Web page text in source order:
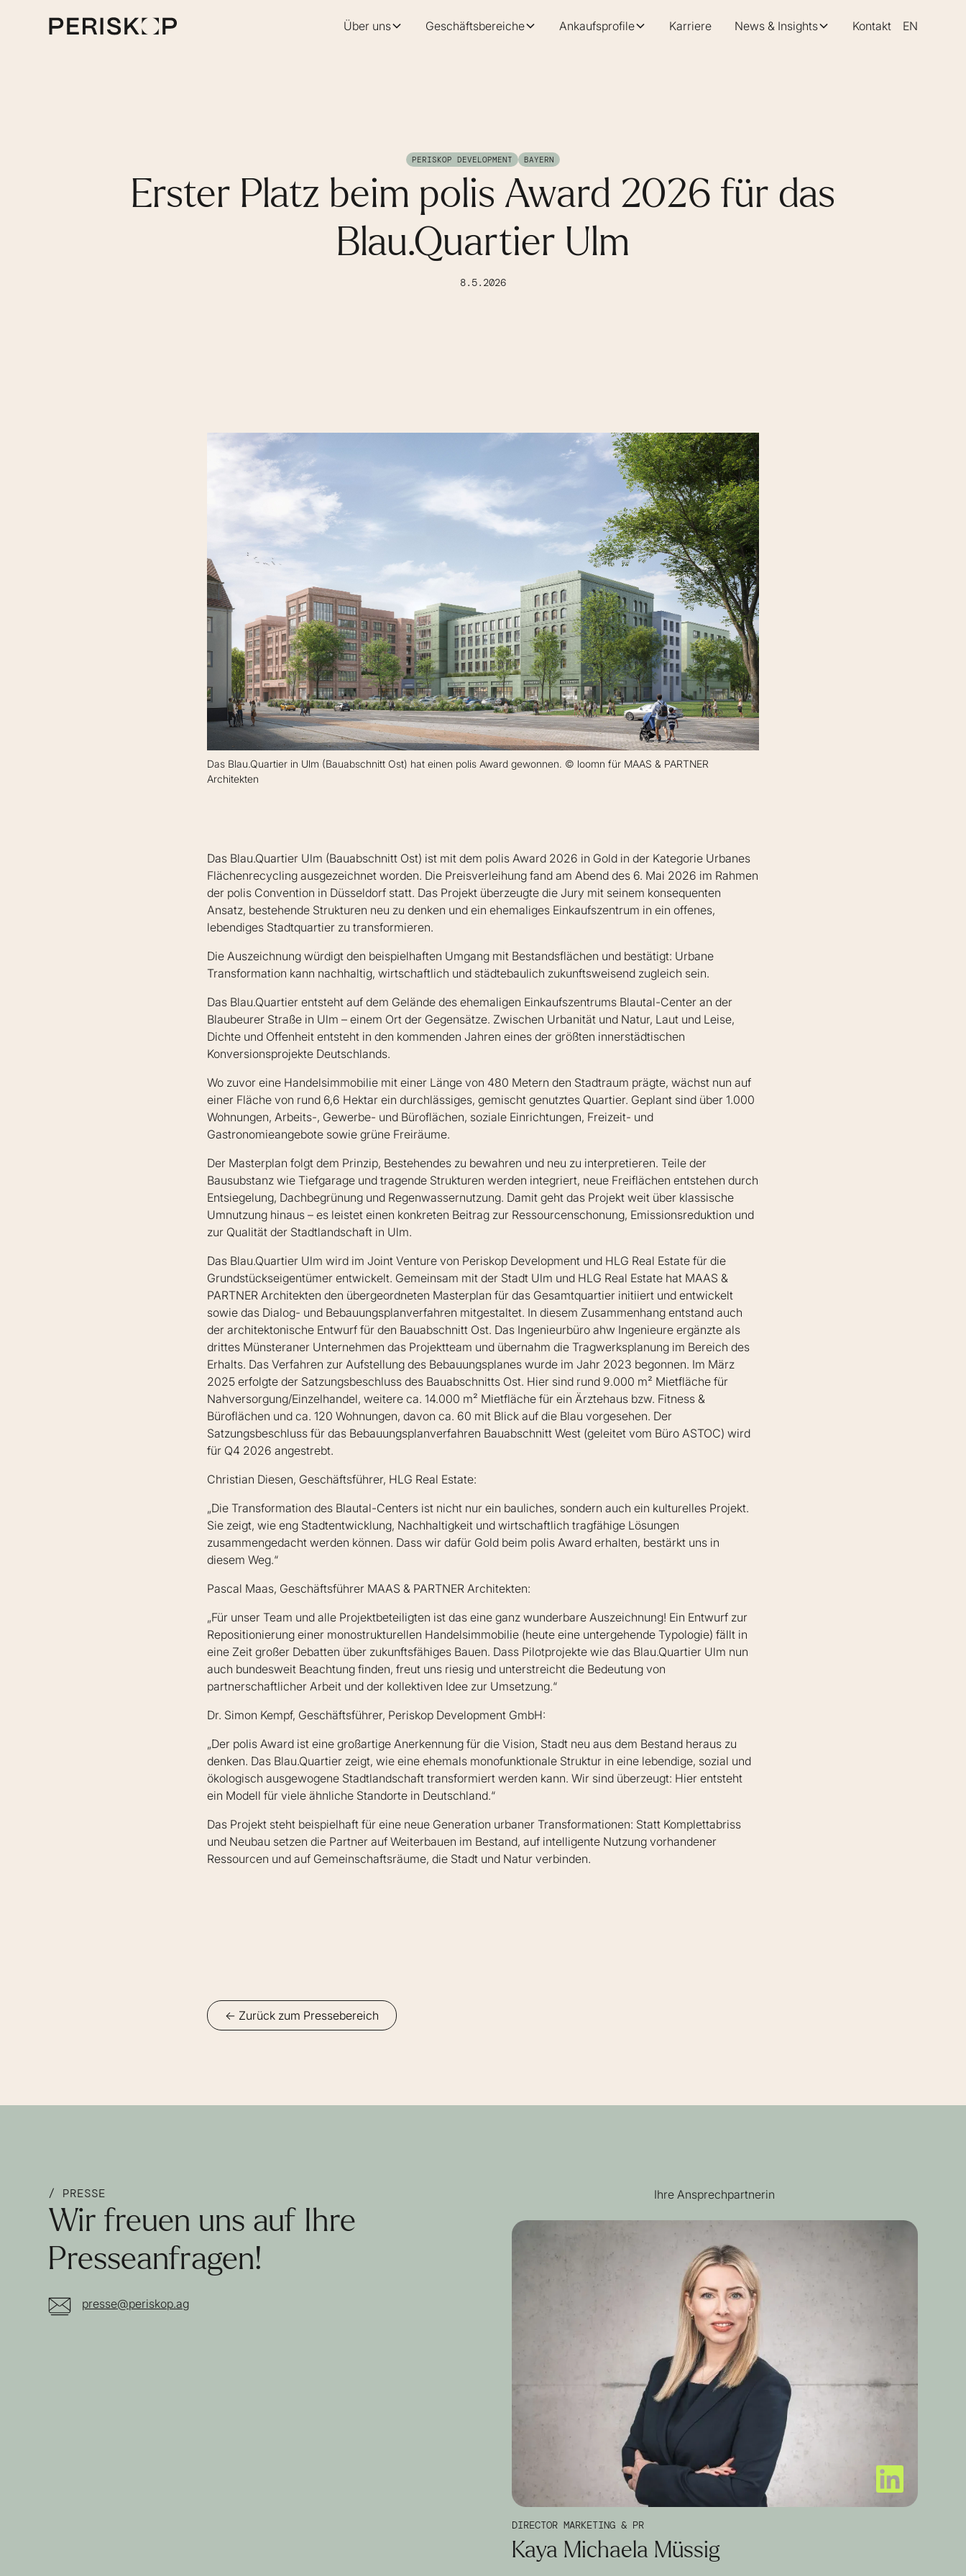
Über uns Geschäftsbereiche Ankaufsprofile Karriere News & Insights Kontakt EN
PERISKOP DEVELOPMENT BAYERN
Erster Platz beim polis Award 2026 für das
Blau.Quartier Ulm
8.5.2026
Das Blau.Quartier in Ulm (Bauabschnitt Ost) hat einen polis Award gewonnen. © loomn für MAAS & PARTNER
Architekten
Das Blau.Quartier Ulm (Bauabschnitt Ost) ist mit dem polis Award 2026 in Gold in der Kategorie Urbanes
Flächenrecycling ausgezeichnet worden. Die Preisverleihung fand am Abend des 6. Mai 2026 im Rahmen
der polis Convention in Düsseldorf statt. Das Projekt überzeugte die Jury mit seinem konsequenten
Ansatz, bestehende Strukturen neu zu denken und ein ehemaliges Einkaufszentrum in ein offenes,
lebendiges Stadtquartier zu transformieren.
Die Auszeichnung würdigt den beispielhaften Umgang mit Bestandsflächen und bestätigt: Urbane
Transformation kann nachhaltig, wirtschaftlich und städtebaulich zukunftsweisend zugleich sein.
Das Blau.Quartier entsteht auf dem Gelände des ehemaligen Einkaufszentrums Blautal-Center an der
Blaubeurer Straße in Ulm – einem Ort der Gegensätze. Zwischen Urbanität und Natur, Laut und Leise,
Dichte und Offenheit entsteht in den kommenden Jahren eines der größten innerstädtischen
Konversionsprojekte Deutschlands.
Wo zuvor eine Handelsimmobilie mit einer Länge von 480 Metern den Stadtraum prägte, wächst nun auf
einer Fläche von rund 6,6 Hektar ein durchlässiges, gemischt genutztes Quartier. Geplant sind über 1.000
Wohnungen, Arbeits-, Gewerbe- und Büroflächen, soziale Einrichtungen, Freizeit- und
Gastronomieangebote sowie grüne Freiräume.
Der Masterplan folgt dem Prinzip, Bestehendes zu bewahren und neu zu interpretieren. Teile der
Bausubstanz wie Tiefgarage und tragende Strukturen werden integriert, neue Freiflächen entstehen durch
Entsiegelung, Dachbegrünung und Regenwassernutzung. Damit geht das Projekt weit über klassische
Umnutzung hinaus – es leistet einen konkreten Beitrag zur Ressourcenschonung, Emissionsreduktion und
zur Qualität der Stadtlandschaft in Ulm.
Das Blau.Quartier Ulm wird im Joint Venture von Periskop Development und HLG Real Estate für die
Grundstückseigentümer entwickelt. Gemeinsam mit der Stadt Ulm und HLG Real Estate hat MAAS &
PARTNER Architekten den übergeordneten Masterplan für das Gesamtquartier initiiert und entwickelt
sowie das Dialog- und Bebauungsplanverfahren mitgestaltet. In diesem Zusammenhang entstand auch
der architektonische Entwurf für den Bauabschnitt Ost. Das Ingenieurbüro ahw Ingenieure ergänzte als
drittes Münsteraner Unternehmen das Projektteam und übernahm die Tragwerksplanung im Bereich des
Erhalts. Das Verfahren zur Aufstellung des Bebauungsplanes wurde im Jahr 2023 begonnen. Im März
2025 erfolgte der Satzungsbeschluss des Bauabschnitts Ost. Hier sind rund 9.000 m² Mietfläche für
Nahversorgung/Einzelhandel, weitere ca. 14.000 m² Mietfläche für ein Ärztehaus bzw. Fitness &
Büroflächen und ca. 120 Wohnungen, davon ca. 60 mit Blick auf die Blau vorgesehen. Der
Satzungsbeschluss für das Bebauungsplanverfahren Bauabschnitt West (geleitet vom Büro ASTOC) wird
für Q4 2026 angestrebt.
Christian Diesen, Geschäftsführer, HLG Real Estate:
„Die Transformation des Blautal-Centers ist nicht nur ein bauliches, sondern auch ein kulturelles Projekt.
Sie zeigt, wie eng Stadtentwicklung, Nachhaltigkeit und wirtschaftlich tragfähige Lösungen
zusammengedacht werden können. Dass wir dafür Gold beim polis Award erhalten, bestärkt uns in
diesem Weg.“
Pascal Maas, Geschäftsführer MAAS & PARTNER Architekten:
„Für unser Team und alle Projektbeteiligten ist das eine ganz wunderbare Auszeichnung! Ein Entwurf zur
Repositionierung einer monostrukturellen Handelsimmobilie (heute eine untergehende Typologie) fällt in
eine Zeit großer Debatten über zukunftsfähiges Bauen. Dass Pilotprojekte wie das Blau.Quartier Ulm nun
auch bundesweit Beachtung finden, freut uns riesig und unterstreicht die Bedeutung von
partnerschaftlicher Arbeit und der kollektiven Idee zur Umsetzung.“
Dr. Simon Kempf, Geschäftsführer, Periskop Development GmbH:
„Der polis Award ist eine großartige Anerkennung für die Vision, Stadt neu aus dem Bestand heraus zu
denken. Das Blau.Quartier zeigt, wie eine ehemals monofunktionale Struktur in eine lebendige, sozial und
ökologisch ausgewogene Stadtlandschaft transformiert werden kann. Wir sind überzeugt: Hier entsteht
ein Modell für viele ähnliche Standorte in Deutschland.“
Das Projekt steht beispielhaft für eine neue Generation urbaner Transformationen: Statt Komplettabriss
und Neubau setzen die Partner auf Weiterbauen im Bestand, auf intelligente Nutzung vorhandener
Ressourcen und auf Gemeinschaftsräume, die Stadt und Natur verbinden.
<- Zurück zum Pressebereich
/ PRESSE
Wir freuen uns auf Ihre
Presseanfragen!
presse@periskop.ag
Ihre Ansprechpartnerin
DIRECTOR MARKETING & PR
Kaya Michaela Müssig